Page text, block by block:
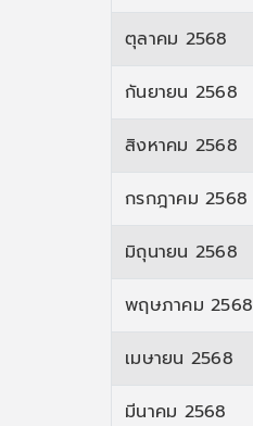
ตุลาคม 2568
กันยายน 2568
สิงหาคม 2568
กรกฎาคม 2568
มิถุนายน 2568
พฤษภาคม 2568
เมษายน 2568
มีนาคม 2568